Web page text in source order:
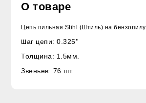
О товаре
Цепь пильная Stihl (Штиль) на бензопилу
Ш аг цепи: 0.325''
Толщина: 1.5мм.
Звеньев: 76 шт.